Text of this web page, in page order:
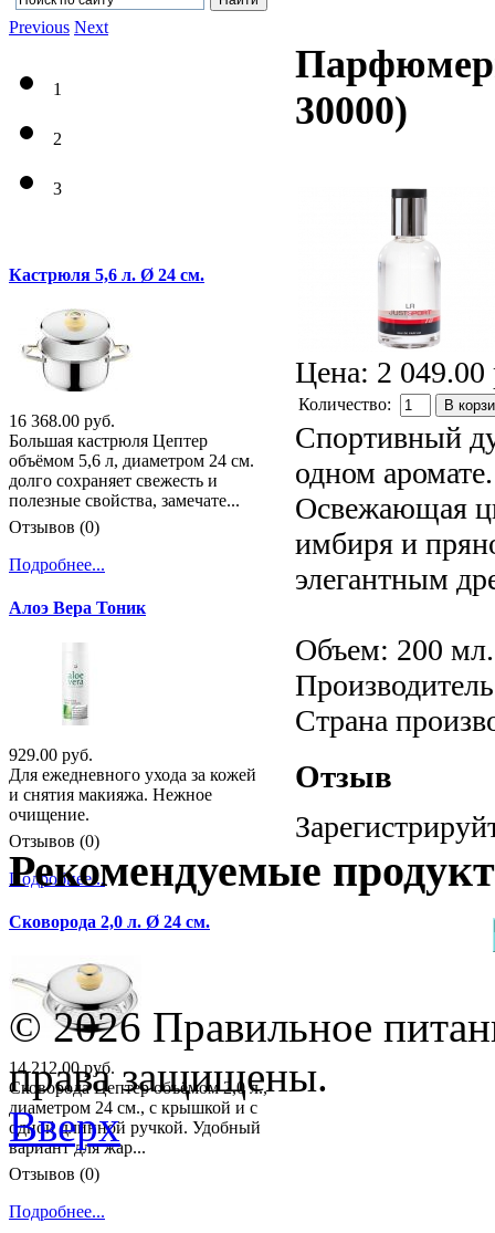
30000)
Цена: 2 049.00
Количество: В
Спортивный
одном аромате.
Освежающая
имбиря и
элегантным
Объем: 200 мл.
Страна
Отзыв
Previous Next
1
2
3
Кастрюля 5,6 л. Ø 24 см.
16 368.00 руб.
Большая кастрюля Цептер
объёмом 5,6 л, диаметром 24 см.
долго сохраняет свежесть и
полезные свойства, замечате...
Отзывов (0)
Подробнее...
Алоэ Вера Тоник
929.00 руб.
Для ежедневного ухода за кожей
и снятия макияжа. Нежное
очищение.
Отзывов (0)
Подробнее...
Сковорода 2,0 л. Ø 24 см.
14 212.00 руб.
Сковорода Цептер объёмом 2,0 л.,
диаметром 24 см., с крышкой и с
одной длинной ручкой. Удобный
вариант для жар...
Отзывов (0)
Подробнее...
Рекомендуемые
© 2026 Правильное
права защищены.
Вверх